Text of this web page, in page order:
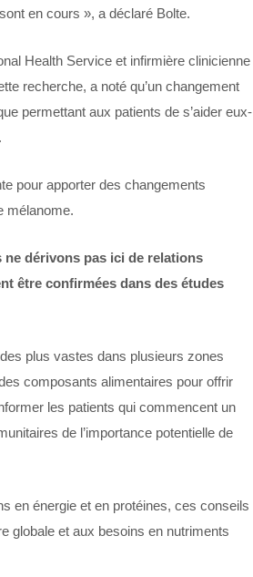
en cours », a déclaré Bolte.
Health Service et infirmière clinicienne
recherche, a noté qu’un changement
permettant aux patients de s’aider eux-
pour apporter des changements
mélanome.
ne dérivons pas ici de relations
être confirmées dans des études
plus vastes dans plusieurs zones
composants alimentaires pour offrir
les patients qui commencent un
de l’importance potentielle de
en énergie et en protéines, ces conseils
globale et aux besoins en nutriments